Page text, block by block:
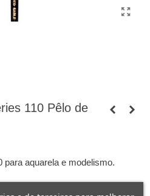
110 Pêlo de
para aquarela e modelismo.